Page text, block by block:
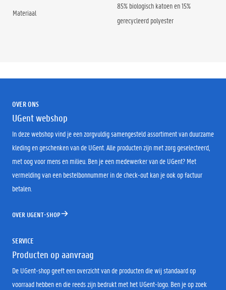
Materiaal
85% biologisch katoen en 15%
gerecycleerd polyester
OVER ONS
UGent webshop
In deze webshop vind je een zorgvuldig samengesteld assortiment van duurzame
kleding en geschenken van de UGent. Alle producten zijn met zorg geselecteerd,
met oog voor mens en milieu. Ben je een medewerker van de UGent? Met
vermelding van een bestelbonnummer in de check-out kan je ook op factuur
betalen.
OVER UGENT-SHOP
SERVICE
Producten op aanvraag
De UGent-shop geeft een overzicht van de producten die wij standaard op
voorraad hebben en die reeds zijn bedrukt met het UGent-logo. Ben je op zoek